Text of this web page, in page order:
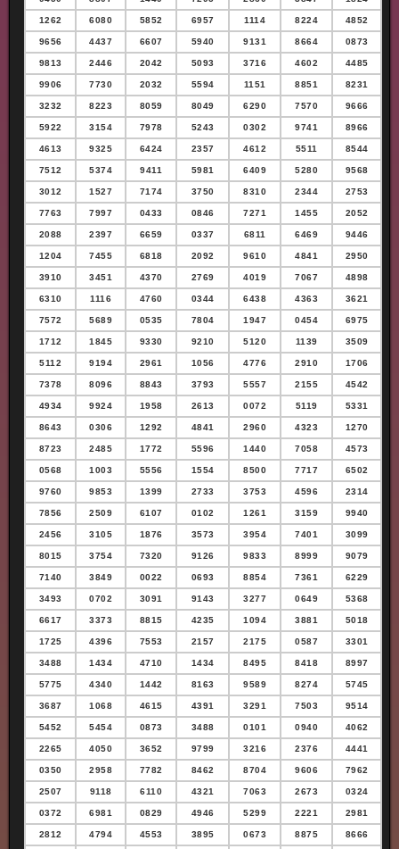
1262 6080 5852 6957 1114 8224 4852
9656 4437 6607 5940 9131 8664 0873
9813 2446 2042 5093 3716 4602 4485
9906 7730 2032 5594 1151 8851 8231
3232 8223 8059 8049 6290 7570 9666
5922 3154 7978 5243 0302 9741 8966
4613 9325 6424 2357 4612 5511 8544
7512 5374 9411 5981 6409 5280 9568
3012 1527 7174 3750 8310 2344 2753
7763 7997 0433 0846 7271 1455 2052
2088 2397 6659 0337 6811 6469 9446
1204 7455 6818 2092 9610 4841 2950
3910 3451 4370 2769 4019 7067 4898
6310 1116 4760 0344 6438 4363 3621
7572 5689 0535 7804 1947 0454 6975
1712 1845 9330 9210 5120 1139 3509
5112 9194 2961 1056 4776 2910 1706
7378 8096 8843 3793 5557 2155 4542
4934 9924 1958 2613 0072 5119 5331
8643 0306 1292 4841 2960 4323 1270
8723 2485 1772 5596 1440 7058 4573
0568 1003 5556 1554 8500 7717 6502
9760 9853 1399 2733 3753 4596 2314
7856 2509 6107 0102 1261 3159 9940
2456 3105 1876 3573 3954 7401 3099
8015 3754 7320 9126 9833 8999 9079
7140 3849 0022 0693 8854 7361 6229
3493 0702 3091 9143 3277 0649 5368
6617 3373 8815 4235 1094 3881 5018
1725 4396 7553 2157 2175 0587 3301
3488 1434 4710 1434 8495 8418 8997
5775 4340 1442 8163 9589 8274 5745
3687 1068 4615 4391 3291 7503 9514
5452 5454 0873 3488 0101 0940 4062
2265 4050 3652 9799 3216 2376 4441
0350 2958 7782 8462 8704 9606 7962
2507 9118 6110 4321 7063 2673 0324
0372 6981 0829 4946 5299 2221 2981
2812 4794 4553 3895 0673 8875 8666